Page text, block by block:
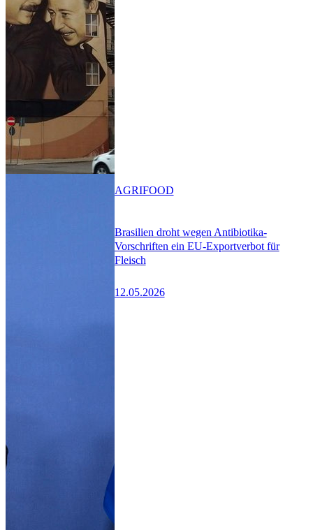
Brasilien droht wegen Antibiotika-
Vorschriften ein EU-Exportverbot für
Fleisch
12.05.2026
AGRIFOOD